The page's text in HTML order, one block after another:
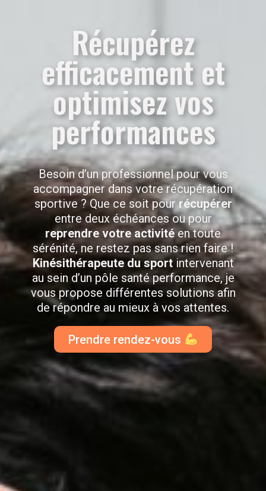
Récupérez
efficacement et
optimisez vos
performances
Besoin d’un professionnel pour vous
accompagner dans votre récupération
sportive ? Que ce soit pourrécupérer
entre deux échéances ou pour
reprendre votre activitéen toute
sérénité, ne restez pas sans rien faire !
Kinésithérapeute du sportintervenant
au sein d’un pôle santé performance, je
vous propose différentes solutions afin
de répondre au mieux à vos attentes.
Prendre rendez-vous